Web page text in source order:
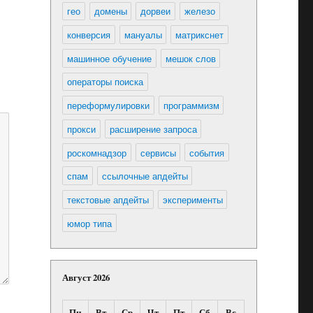
гео домены дорвеи
железо
конверсия
мануалы
матрикснет
машинное обучение
мешок слов
операторы поиска
переформулировки
программизм
прокси
расширение запроса
роскомнадзор
сервисы
события
спам
ссылочные апдейты
текстовые апдейты
эксперименты
юмор типа
Август 2026